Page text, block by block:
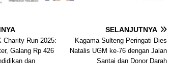
Charity Run 2025:
Galang Rp 426
dan
SELANJUTNYA
Kagama Sulteng Peringati Dies
Natalis UGM ke-76 dengan Jalan
Santai dan Donor Darah